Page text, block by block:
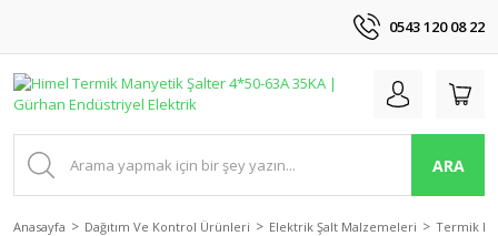
0543 120 08 22
ARA
Anasayfa Dağıtım Ve Kontrol Ürünleri Elektrik Şalt Malzemeleri Termik